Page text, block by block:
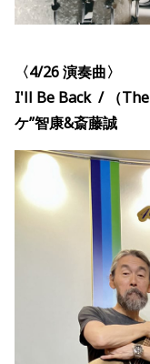
〈4/26演奏曲〉
I'll Be Back / （
ケ”智康&斎藤誠